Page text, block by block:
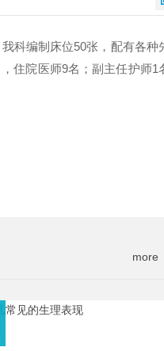
科编制床位50张，配有各种
住院医师9名；副主任护师1
more